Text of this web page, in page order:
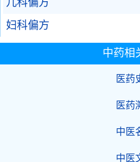
儿科偏方
妇科偏方
中药相
医药
医药
中医
中医